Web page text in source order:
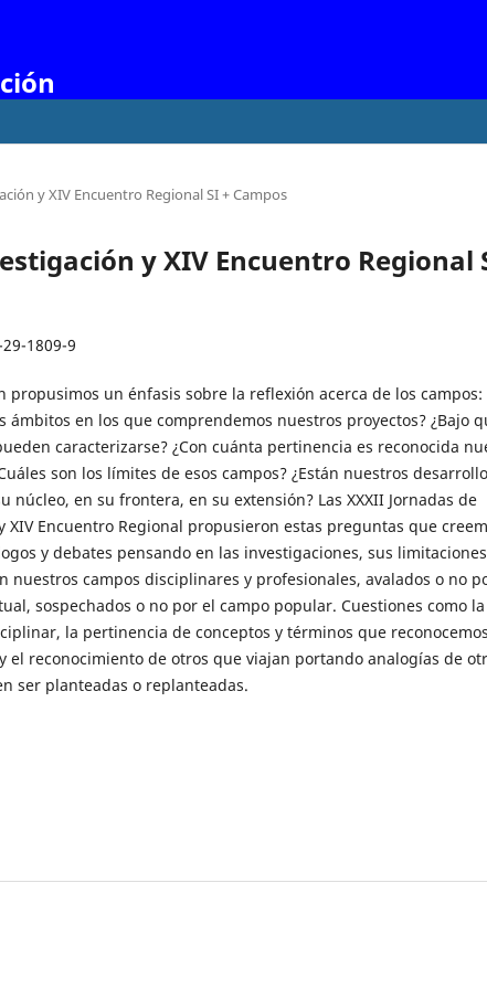
y XIV Encuentro Regional SI + Campos
y XIV Encuentro Regional
1809-9
propusimos un énfasis sobre la reflexión acerca de los campos:
ámbitos en los que comprendemos nuestros proyectos? ¿Bajo
caracterizarse? ¿Con cuánta pertinencia es reconocida
son los límites de esos campos? ¿Están nuestros
núcleo, en su frontera, en su extensión? Las XXXII Jornadas de
XIV Encuentro Regional propusieron estas preguntas que
y debates pensando en las investigaciones, sus
nuestros campos disciplinares y profesionales, avalados o no
sospechados o no por el campo popular. Cuestiones como la
la pertinencia de conceptos y términos que reconocemos
el reconocimiento de otros que viajan portando analogías de
ser planteadas o replanteadas.